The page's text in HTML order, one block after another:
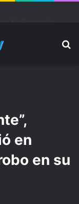
en
en su